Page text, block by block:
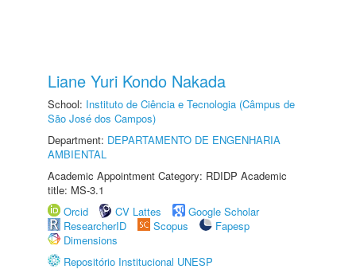
Liane Yuri Kondo Nakada
School: Instituto de Ciência e Tecnologia (Câmpus de
São José dos Campos)
Department: DEPARTAMENTO DE ENGENHARIA
AMBIENTAL
Academic Appointment Category: RDIDP Academic
title: MS-3.1
Orcid
CV Lattes
Google Scholar
ResearcherID
Scopus
Fapesp
Dimensions
Repositório Institucional UNESP